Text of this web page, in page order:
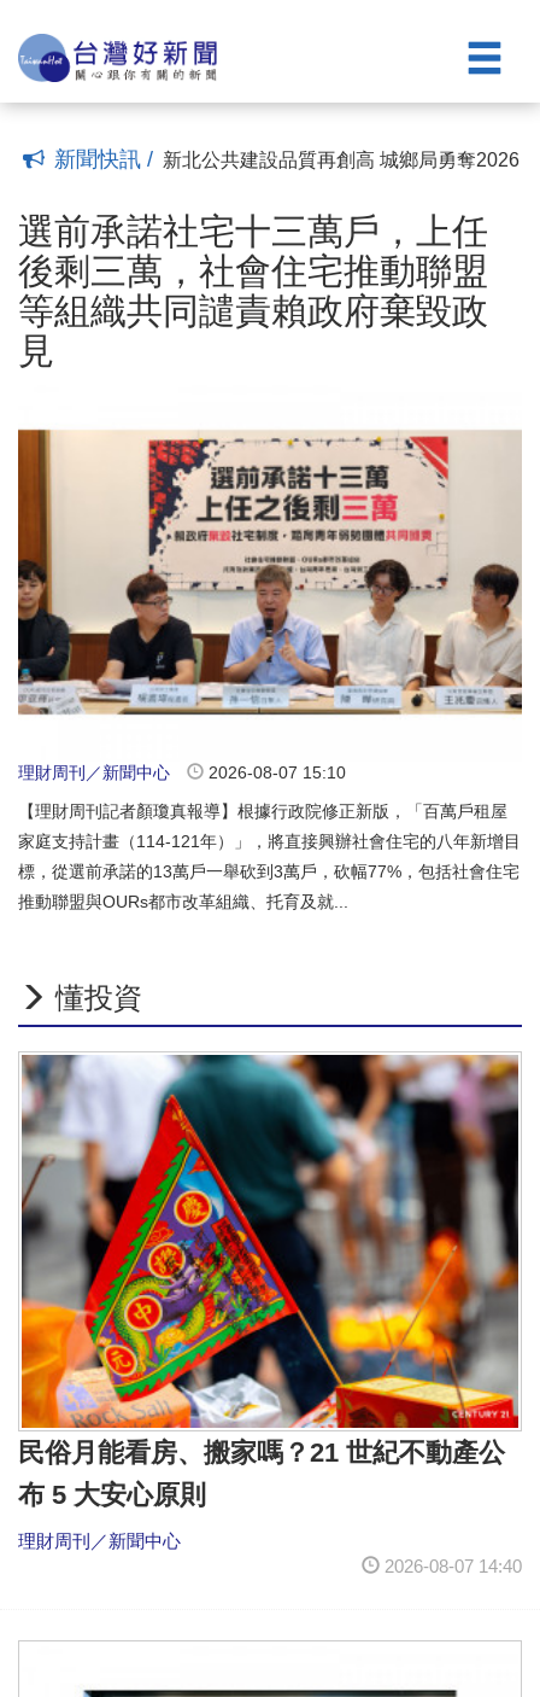
新聞快訊 /
「社會投資報酬率」概念
開車族自擁車位的代價是多少？大安坡道
車位332萬元創新高
新北預售待售餘屋破1.8萬戶 淡水待售餘屋
破3千戶居冠(17:40)
財團落難 「台北之星」豪宅打折賣 成交價
榮 中和安邦社宅獲最佳管理金質獎！
新北公共建設品質再創高 城鄉局勇奪2026
社會住宅推動聯盟等組織共同譴責賴政府
棄毀政見
(15:10)
民俗月能看房、搬家嗎？21 世紀不動產公
布 5 大安心原則(14:40)
挺青年成家！中央社宅第3季1,500戶公告
招租 8/14起受理申請(14:40)
7月「住展風向球」燈號依然是衰退黃藍燈
新案買氣倒頭栽(15:40)
新北住都發布2025永續報告書 首次導入
跌破200萬元(17:40)
新北住都中心連三年獲國家卓越建設獎殊
榮 中和安邦社宅獲最佳管理金質獎！
(17:40)
新北公共建設品質再創高 城鄉局勇奪2026
國家卓越建設獎6項殊榮(15:40)
選前承諾社宅十三萬戶，上任
後剩三萬，社會住宅推動聯盟
等組織共同譴責賴政府棄毀政
見
理財周刊／新聞中心
2026-08-07 15:10
【理財周刊記者顏瓊真報導】根據行政院修正新版，「百萬戶租屋
家庭支持計畫（114-121年）」，將直接興辦社會住宅的八年新增目
標，從選前承諾的13萬戶一舉砍到3萬戶，砍幅77%，包括社會住宅
推動聯盟與OURs都市改革組織、托育及就...
懂投資
民俗月能看房、搬家嗎？21 世紀不動產公
布 5 大安心原則
理財周刊／新聞中心
2026-08-07 14:40